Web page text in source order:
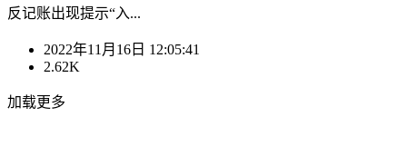
反记账出现提示“入...
2022年11月16日 12:05:41
2.62K
加载更多